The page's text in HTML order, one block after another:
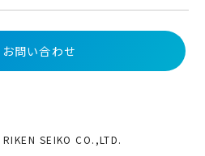
お問い合わせ
SEIKO CO.,LTD.